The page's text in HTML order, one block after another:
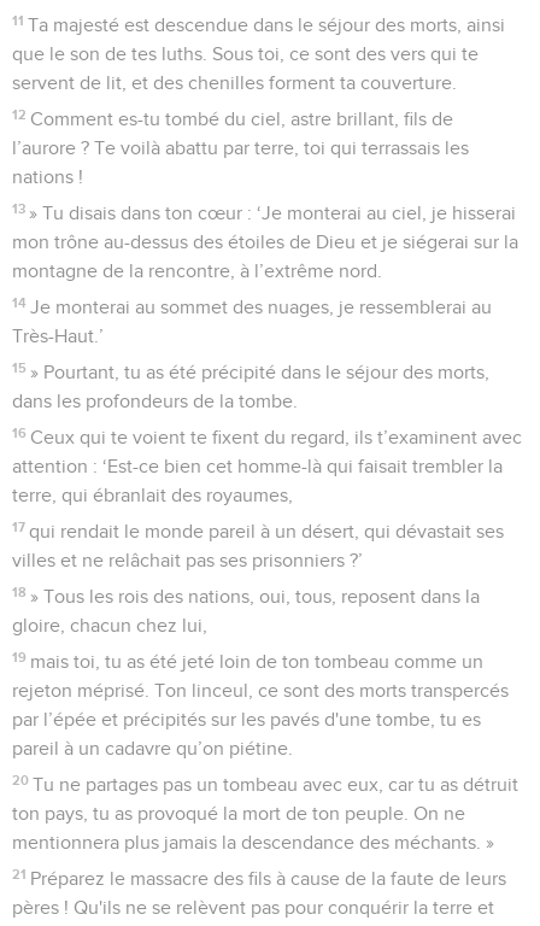
11 Ta majesté est descendue dans le séjour des morts, ainsi
que le son de tes luths. Sous toi, ce sont des vers qui te
servent de lit, et des chenilles forment ta couverture.
12 Comment es-tu tombé du ciel, astre brillant, fils de
l’aurore ? Te voilà abattu par terre, toi qui terrassais les
nations !
13 » Tu disais dans ton cœur : ‘Je monterai au ciel, je hisserai
mon trône au-dessus des étoiles de Dieu et je siégerai sur la
montagne de la rencontre, à l’extrême nord.
14 Je monterai au sommet des nuages, je ressemblerai au
Très-Haut.’
15 » Pourtant, tu as été précipité dans le séjour des morts,
dans les profondeurs de la tombe.
16 Ceux qui te voient te fixent du regard, ils t’examinent avec
attention : ‘Est-ce bien cet homme-là qui faisait trembler la
terre, qui ébranlait des royaumes,
17 qui rendait le monde pareil à un désert, qui dévastait ses
villes et ne relâchait pas ses prisonniers ?’
18 » Tous les rois des nations, oui, tous, reposent dans la
gloire, chacun chez lui,
19 mais toi, tu as été jeté loin de ton tombeau comme un
rejeton méprisé. Ton linceul, ce sont des morts transpercés
par l’épée et précipités sur les pavés d'une tombe, tu es
pareil à un cadavre qu’on piétine.
20 Tu ne partages pas un tombeau avec eux, car tu as détruit
ton pays, tu as provoqué la mort de ton peuple. On ne
mentionnera plus jamais la descendance des méchants. »
21 Préparez le massacre des fils à cause de la faute de leurs
pères ! Qu'ils ne se relèvent pas pour conquérir la terre et